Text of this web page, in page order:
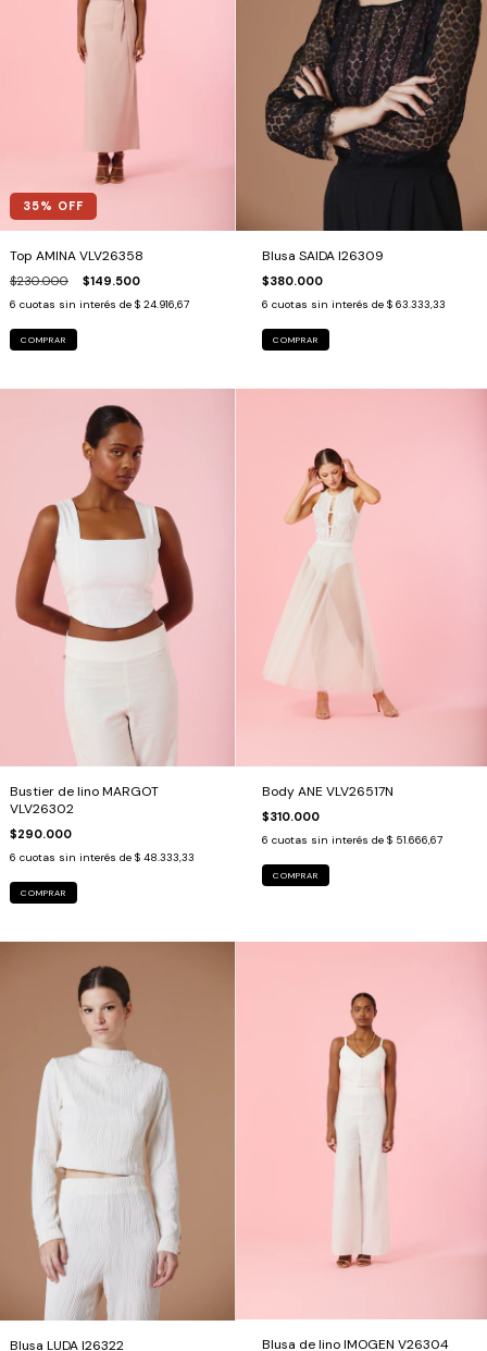
35% OFF
Top AMINA VLV26358
$230.000 $149.500
6 cuotas sin interés de $ 24.916,67
COMPRAR
Blusa SAIDA I26309
$380.000
6 cuotas sin interés de $ 63.333,33
COMPRAR
Bustier de lino MARGOT
VLV26302
$290.000
6 cuotas sin interés de $ 48.333,33
COMPRAR
Body ANE VLV26517N
$310.000
6 cuotas sin interés de $ 51.666,67
COMPRAR
Blusa LUDA I26322 Blusa de lino IMOGEN V26304